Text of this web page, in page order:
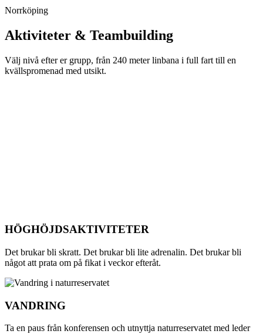
Norrköping
Aktiviteter & Teambuilding
Välj nivå efter er grupp, från 240 meter linbana i full fart till en
kvällspromenad med utsikt.
HÖGHÖJDSAKTIVITETER
Det brukar bli skratt. Det brukar bli lite adrenalin. Det brukar bli
något att prata om på fikat i veckor efteråt.
VANDRING
Ta en paus från konferensen och utnyttja naturreservatet med leder